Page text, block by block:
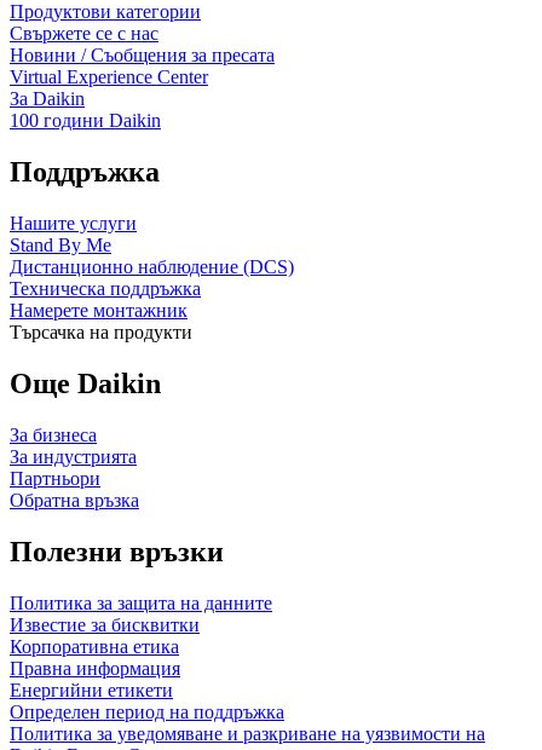
Продуктови категории
Свържете се с нас
Новини / Съобщения за пресата
Virtual Experience Center
За Daikin
100 години Daikin
Поддръжка
Нашите услуги
Stand By Me
Дистанционно наблюдение (DCS)
Техническа поддръжка
Намерете монтажник
Търсачка на продукти
Още Daikin
За бизнеса
За индустрията
Партньори
Обратна връзка
Полезни връзки
Политика за защита на данните
Известие за бисквитки
Корпоративна етика
Правна информация
Енергийни етикети
Определен период на поддръжка
Политика за уведомяване и разкриване на уязвимости на